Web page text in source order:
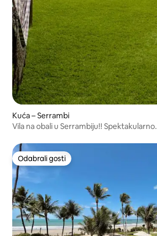
Kuća – Serrambi
Vila na obali u Serrambiju!! Spektakularno.
Odabrali gosti
Odabrali gosti